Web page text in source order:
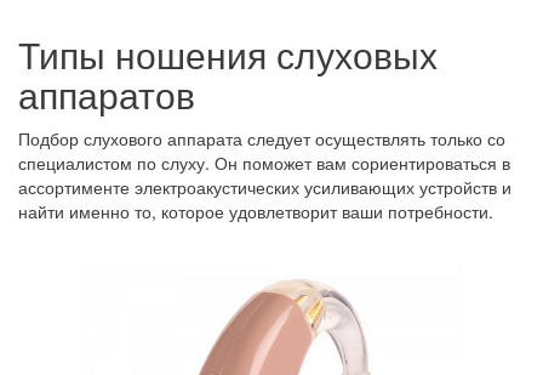
Типы ношения слуховых
аппаратов
Подбор слухового аппарата следует осуществлять только со
специалистом по слуху. Он поможет вам сориентироваться в
ассортименте электроакустических усиливающих устройств и
найти именно то, которое удовлетворит ваши потребности.